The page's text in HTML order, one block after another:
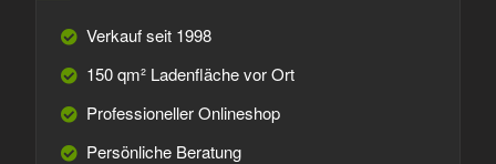
Verkauf seit 1998
150 qm² Ladenfläche vor Ort
Professioneller Onlineshop
Persönliche Beratung